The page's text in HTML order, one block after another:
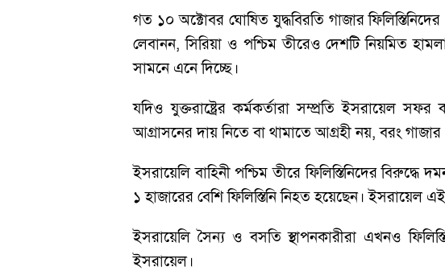
গত ১০ অক্টোবর ঘোষিত যুদ্ধবিরতি গাজার
লেবানন, সিরিয়া ও পশ্চিম তীরেও দেশটি নিয়মিত
সামনে এনে দিচ্ছে।
যদিও যুক্তরাষ্ট্রের কর্মকর্তারা সম্প্রতি ইসরায়েল
আগ্রাসনের দায় নিতে বা থামাতে আগ্রহী নয়, বরং গাজার
ইসরায়েলি বাহিনী পশ্চিম তীরে ফিলিস্তিনিদের
১ হাজারের বেশি ফিলিস্তিনি নিহত হয়েছেন।
ইসরায়েলি সৈন্য ও বসতি স্থাপনকারীরা এখনও
ইসরায়েল।